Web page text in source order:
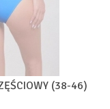
(38-46)